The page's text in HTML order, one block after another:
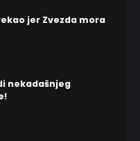
jer Zvezda mora
nekadašnjeg